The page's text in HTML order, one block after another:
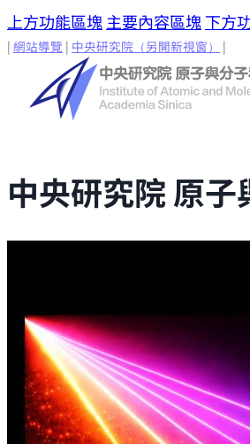
上方功能區塊 主要內容區塊 下方
| 網站導覽 | 中央研究院 （另開新視窗） |
中央研究院 原